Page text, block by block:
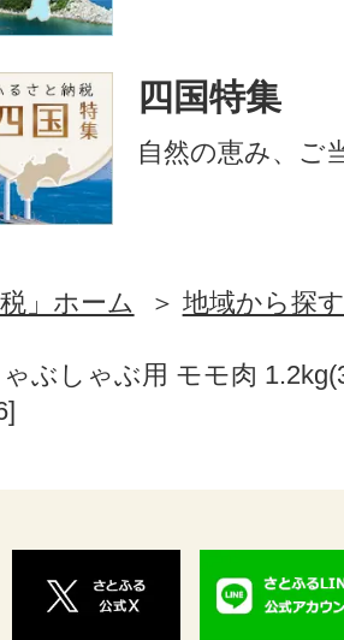
四国特集
自然の恵み、ご
」ホーム
地域から探す
ぶしゃぶ用 モモ肉